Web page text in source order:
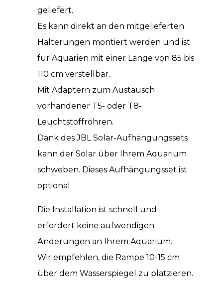
geliefert.
Es kann direkt an den mitgelieferten
Halterungen montiert werden und ist
für Aquarien mit einer Länge von 85 bis
110 cm verstellbar.
Mit Adaptern zum Austausch
vorhandener T5- oder T8-
Leuchtstoffröhren.
Dank des JBL Solar-Aufhängungssets
kann der Solar über Ihrem Aquarium
schweben. Dieses Aufhängungsset ist
optional.
Die Installation ist schnell und
erfordert keine aufwendigen
Änderungen an Ihrem Aquarium.
Wir empfehlen, die Rampe 10-15 cm
über dem Wasserspiegel zu platzieren.